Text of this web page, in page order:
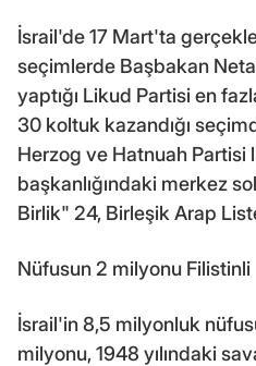
İsrail'de 17 Mart'ta
seçimlerde Başbakan
yaptığı Likud Partisi en
30 koltuk kazandığı
Herzog ve Hatnuah Partisi
başkanlığındaki merkez
Birlik" 24, Birleşik Arap
Nüfusun 2 milyonu Filistinli
İsrail'in 8,5 milyonluk
milyonu, 1948 yılındaki